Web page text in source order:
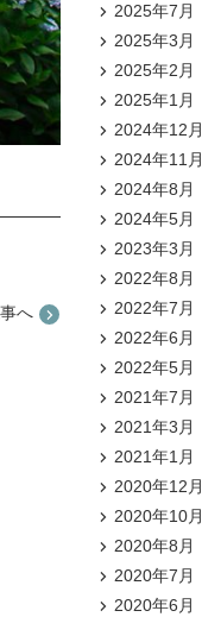
へ
2025年7月
2025年3月
2025年2月
2025年1月
2024年12月
2024年11月
2024年8月
2024年5月
2023年3月
2022年8月
2022年7月
2022年6月
2022年5月
2021年7月
2021年3月
2021年1月
2020年12月
2020年10月
2020年8月
2020年7月
2020年6月